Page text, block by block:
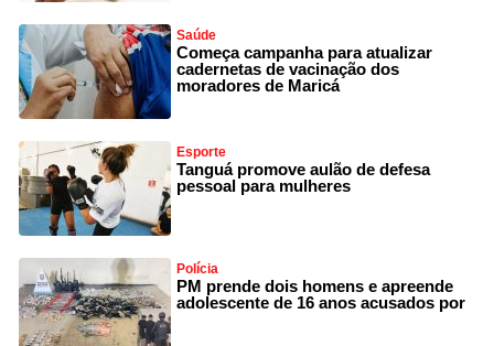
Saúde
Começa campanha para atualizar
cadernetas de vacinação dos
moradores de Maricá
Esporte
Tanguá promove aulão de defesa
pessoal para mulheres
Polícia
PM prende dois homens e apreende
adolescente de 16 anos acusados por